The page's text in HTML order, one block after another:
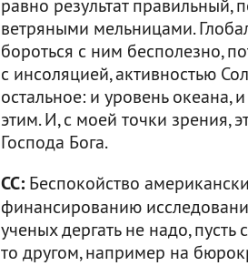
равно результат правильный,
ветряными мельницами.
бороться с ним бесполезно,
с инсоляцией, активностью
остальное: и уровень океана,
этим. И, с моей точки зрения,
Господа Бога.
СС: Беспокойство
финансированию
ученых дергать не надо,
то другом, например на